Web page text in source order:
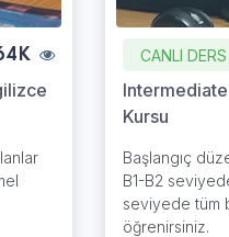
CANLI DERS
Kursu
Başlangıç
B1-B2
seviyede tüm
öğrenirsiniz.